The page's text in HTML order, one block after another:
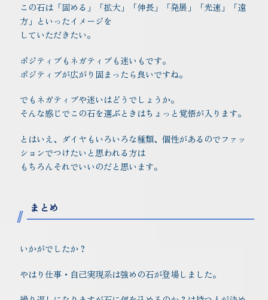
この石は「固める」「拡大」「伸長」「発展」「光速」「遠
方」といったイメージを
していただきたい。
ポジティブもネガティブも迷いもです。
ポジティブが広がり固まったら良いですね。
でもネガティブや迷いはどうでしょうか。
そんな感じでこの石を選ぶときはちょっと覚悟が入ります。
とはいえ、ダイヤもいろいろな種類、個性があるのでファッ
ションでつけたいと思われる方は
もちろんそれでいいのだと思います。
まとめ
いかがでしたか？
やはり仕事・自己実現系は強めの石が登場しました。